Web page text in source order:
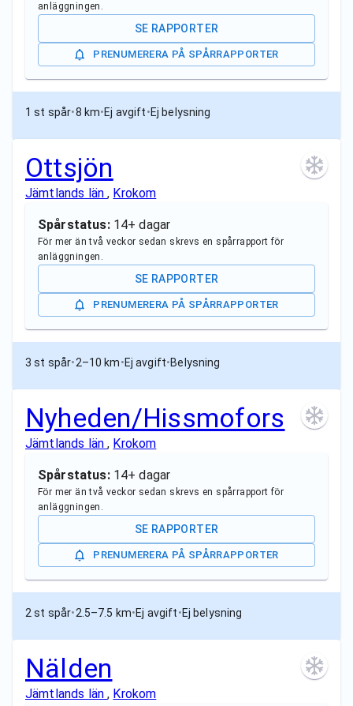
anläggningen.
SE RAPPORTER
PRENUMERERA PÅ SPÅRRAPPORTER
1 st spår•8 km•Ej avgift•Ej belysning
Ottsjön
Jämtlands län, Krokom
Spårstatus: 14+ dagar
För mer än två veckor sedan skrevs en spårrapport för
anläggningen.
SE RAPPORTER
PRENUMERERA PÅ SPÅRRAPPORTER
3 st spår•2–10 km•Ej avgift•Belysning
Nyheden/Hissmofors
Jämtlands län, Krokom
Spårstatus: 14+ dagar
För mer än två veckor sedan skrevs en spårrapport för
anläggningen.
SE RAPPORTER
PRENUMERERA PÅ SPÅRRAPPORTER
2 st spår•2.5–7.5 km•Ej avgift•Ej belysning
Nälden
Jämtlands län, Krokom